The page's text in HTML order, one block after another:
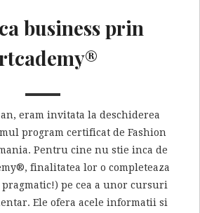
business prin
eram invitata la deschiderea
program certificat de Fashion
Pentru cine nu stie inca de
finalitatea lor o completeaza
pe cea a unor cursuri
Ele ofera acele informatii si